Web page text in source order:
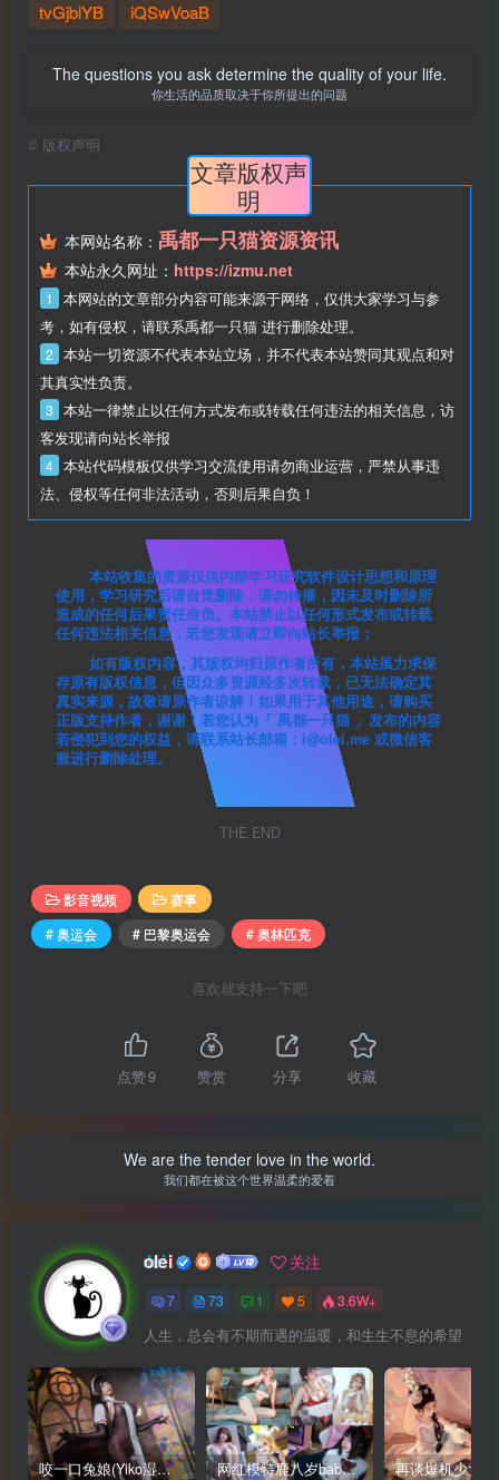
tvGjblYB iQSwVoaB
The questions you ask determine the quality of your life.
你生活的品质取决于你所提出的问题
© 版权声明
文章版权声
明
本网站名称： 禹都一只猫资源资讯
本站永久网址： https://izmu.net
1
本网站的文章部分内容可能来源于网络，仅供大家学习与参
考，如有侵权，请联系禹都一只猫 进行删除处理。
2 本站一切资源不代表本站立场，并不代表本站赞同其观点和对
其真实性负责。
3 本站一律禁止以任何方式发布或转载任何违法的相关信息，访
客发现请向站长举报
4 本站代码模板仅供学习交流使用请勿商业运营，严禁从事违
法、侵权等任何非法活动，否则后果自负！
本站收集的资源仅供内部学习研究软件设计思想和原理
使用，学习研究后请自觉删除，请勿传播，因未及时删除所
造成的任何后果责任自负。本站禁止以任何形式发布或转载
任何违法相关信息，若您发现请立即向站长举报；
如有版权内容，其版权均归原作者所有，本站虽力求保
存原有版权信息，但因众多资源经多次转载，已无法确定其
真实来源，故敬请原作者谅解！如果用于其他用途，请购买
正版支持作者，谢谢！若您认为「 禹都一只猫 」发布的内容
若侵犯到您的权益，请联系站长邮箱：i@olei.me 或微信客
服进行删除处理。
THE END
影音视频
赛事
# 奥运会
# 巴黎奥运会 # 奥林匹克
喜欢就支持一下吧
点赞9 赞赏 分享 收藏
We are the tender love in the world.
我们都在被这个世界温柔的爱着
olei 关注
7 73 1 5 3.6W+
人生，总会有不期而遇的温暖，和生生不息的希望
咬一口兔娘(Yiko湿润兔、黏黏团子兔)写真合集下载 网红模特鹿八岁baby写真合集